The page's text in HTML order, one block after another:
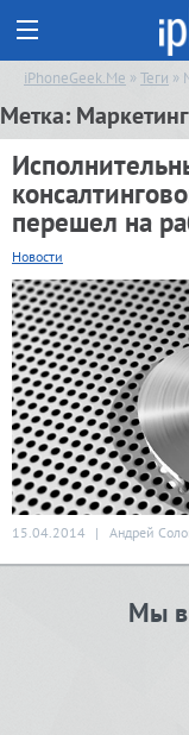
iPhoneGeek.Me »Теги »
Метка: Маркетинг
перешел на
Новости
15.04.2014 | Андрей
Мы в